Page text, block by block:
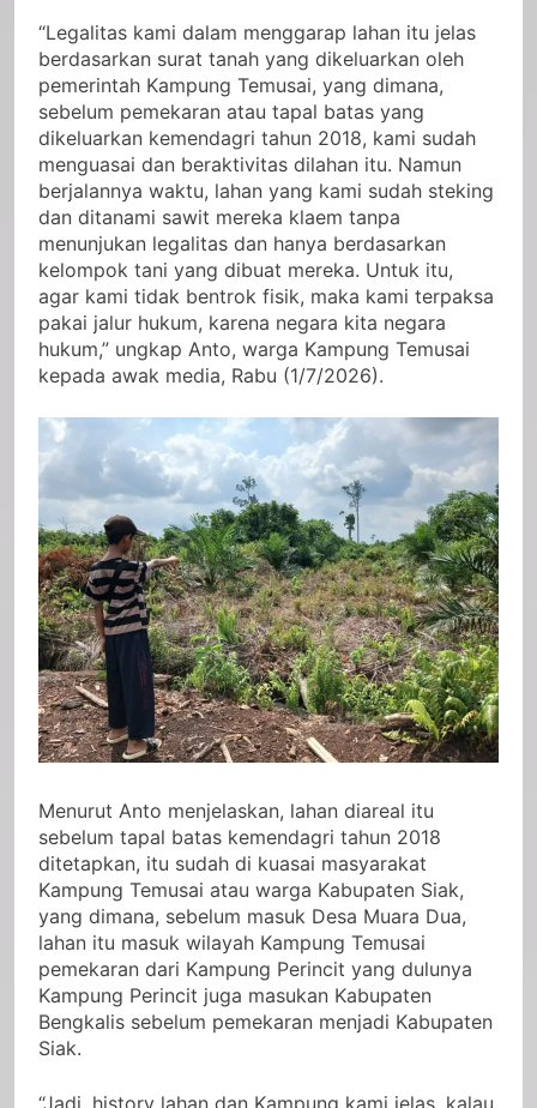
“Legalitas kami dalam menggarap lahan itu jelas
berdasarkan surat tanah yang dikeluarkan oleh
pemerintah Kampung Temusai, yang dimana,
sebelum pemekaran atau tapal batas yang
dikeluarkan kemendagri tahun 2018, kami sudah
menguasai dan beraktivitas dilahan itu. Namun
berjalannya waktu, lahan yang kami sudah steking
dan ditanami sawit mereka klaem tanpa
menunjukan legalitas dan hanya berdasarkan
kelompok tani yang dibuat mereka. Untuk itu,
agar kami tidak bentrok fisik, maka kami terpaksa
pakai jalur hukum, karena negara kita negara
hukum,” ungkap Anto, warga Kampung Temusai
kepada awak media, Rabu (1/7/2026).
Menurut Anto menjelaskan, lahan diareal itu
sebelum tapal batas kemendagri tahun 2018
ditetapkan, itu sudah di kuasai masyarakat
Kampung Temusai atau warga Kabupaten Siak,
yang dimana, sebelum masuk Desa Muara Dua,
lahan itu masuk wilayah Kampung Temusai
pemekaran dari Kampung Perincit yang dulunya
Kampung Perincit juga masukan Kabupaten
Bengkalis sebelum pemekaran menjadi Kabupaten